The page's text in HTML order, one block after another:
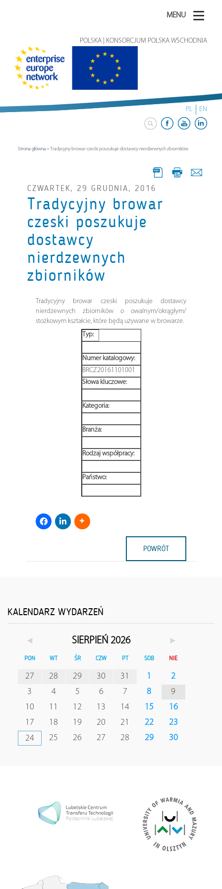
MENU
POLSKA | KONSORCJUM POLSKA WSCHODNIA
PL EN
Strona główna »Tradycyjny browar czeski poszukuje dostawcy nierdzewnych zbiorników
CZWARTEK, 29 GRUDNIA, 2016
Tradycyjny browar
czeski poszukuje
dostawcy
nierdzewnych
zbiorników
Tradycyjny browar czeski poszukuje dostawcy
nierdzewnych zbiorników o owalnym/okrągłym/
stożkowym kształcie, które będą używane w browarze.
Typ:
Numer katalogowy:
BRCZ20161101001
Słowa kluczowe:
Kategoria:
Branża:
Rodzaj współpracy:
Państwo:
POWRÓT
KALENDARZ WYDARZEŃ
◄ SIERPIEŃ 2026 ►
PON WT ŚR CZW PT SOB NIE
27 28 29 30 31 1
2
3
4 5 6 7 8
9
10
11 12 13 14 15
16
17
18 19 20 21 22
23
24
25 26 27 28 29 30